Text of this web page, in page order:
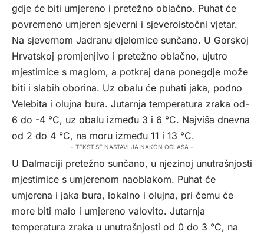
gdje će biti umjereno i pretežno oblačno. Puhat će
povremeno umjeren sjeverni i sjeveroistočni vjetar.
Na sjevernom Jadranu djelomice sunčano. U Gorskoj
Hrvatskoj promjenjivo i pretežno oblačno, ujutro
mjestimice s maglom, a potkraj dana ponegdje može
biti i slabih oborina. Uz obalu će puhati jaka, podno
Velebita i olujna bura. Jutarnja temperatura zraka od-
6 do -4 °C, uz obalu između 3 i 6 °C. Najviša dnevna
od 2 do 4 °C, na moru između 11 i 13 °C.
- TEKST SE NASTAVLJA NAKON OGLASA -
U Dalmaciji pretežno sunčano, u njezinoj unutrašnjosti
mjestimice s umjerenom naoblakom. Puhat će
umjerena i jaka bura, lokalno i olujna, pri čemu će
more biti malo i umjereno valovito. Jutarnja
temperatura zraka u unutrašnjosti od 0 do 3 °C, na